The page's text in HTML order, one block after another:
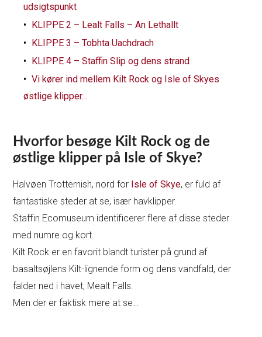
udsigtspunkt
KLIPPE 2 – Lealt Falls – An Lethallt
KLIPPE 3 – Tobhta Uachdrach
KLIPPE 4 – Staffin Slip og dens strand
Vi kører ind mellem Kilt Rock og Isle of Skyes
østlige klipper…
Hvorfor besøge Kilt Rock og de
østlige klipper på Isle of Skye?
Halvøen Trotternish, nord for Isle of Skye, er fuld af
fantastiske steder at se, især havklipper.
Staffin Ecomuseum identificerer flere af disse steder
med numre og kort.
Kilt Rock er en favorit blandt turister på grund af
basaltsøjlens Kilt-lignende form og dens vandfald, der
falder ned i havet, Mealt Falls.
Men der er faktisk mere at se…